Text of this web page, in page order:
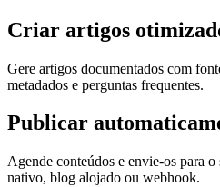
Criar artigos
Gere artigos documentados com
metadados e perguntas frequentes.
Publicar
Agende conteúdos e envie-os para
nativo, blog alojado ou webhook.